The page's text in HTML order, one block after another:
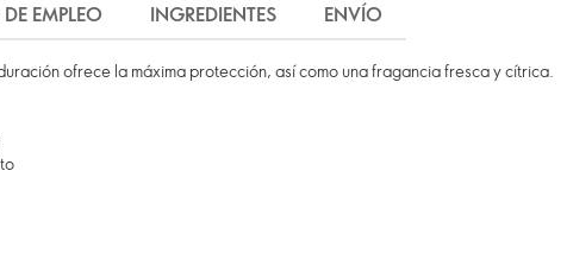
EMPLEO INGREDIENTES ENVÍO
ofrece la máxima protección, así como una fragancia fresca y cítrica.